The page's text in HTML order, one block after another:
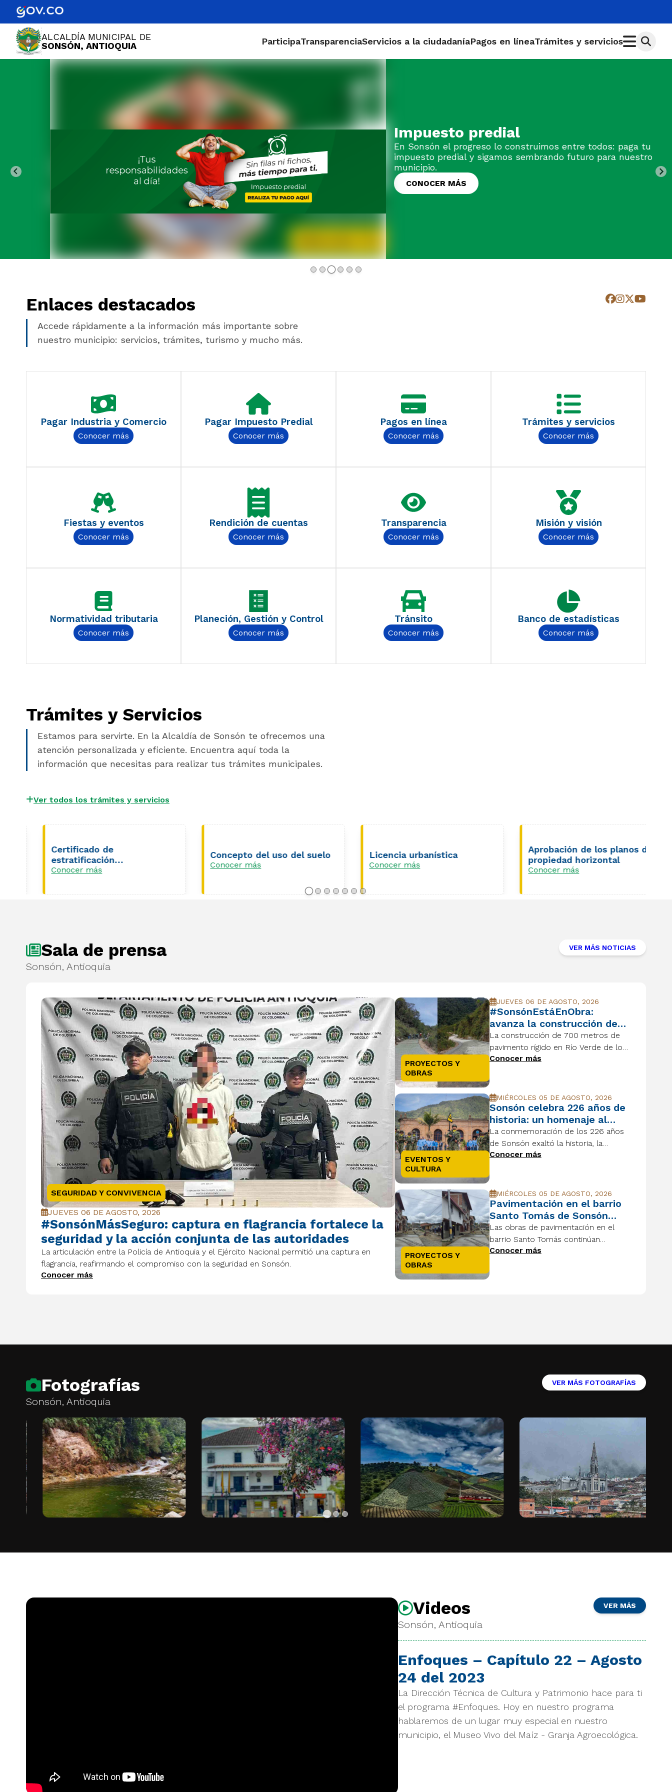
ALCALDÍA MUNICIPAL DE
SONSÓN, ANTIOQUIA
ParticipaTransparenciaServicios a la ciudadaníaPagos en líneaTrámites y servicios
Impuesto predial
En Sonsón el progreso lo construimos entre todos: paga tu
impuesto predial y sigamos sembrando futuro para nuestro
CONOCER MÁS
Enlaces destacados
Accede rápidamente a la información más importante sobre
nuestro municipio: servicios, trámites, turismo y mucho más.
Pagar Industria y Comercio
Conocer más
Pagar Impuesto Predial
Conocer más
Pagos en línea
Conocer más
Trámites y servicios
Conocer más
Fiestas y eventos
Conocer más
Rendición de cuentas
Conocer más
Transparencia
Conocer más
Misión y visión
Conocer más
Normatividad tributaria
Conocer más
Planeción, Gestión y Control
Conocer más
Tránsito
Conocer más
Banco de estadísticas
Conocer más
Trámites y Servicios
Estamos para servirte. En la Alcaldía de Sonsón te ofrecemos una
atención personalizada y eficiente. Encuentra aquí toda la
información que necesitas para realizar tus trámites municipales.
Ver todos los trámites y servicios
Certificado de
estratificación
socioeconómica
Conocer más
Concepto del uso del suelo
Conocer más
Licencia urbanística
Conocer más
Aprobación de los planos de
propiedad horizontal
Conocer más
Sala de prensa
Sonsón, Antioquia
VER MÁS NOTICIAS
SEGURIDAD Y CONVIVENCIA
JUEVES 06 DE AGOSTO, 2026
#SonsónMásSeguro: captura en flagrancia fortalece la
seguridad y la acción conjunta de las autoridades
La articulación entre la Policía de Antioquia y el Ejército Nacional permitió una captura en
flagrancia, reafirmando el compromiso con la seguridad en Sonsón.
Conocer más
PROYECTOS Y
OBRAS
JUEVES 06 DE AGOSTO, 2026
#SonsónEstáEnObra:
avanza la construcción de
700 metros de pavimento
en Río Verde de los Montes
La construcción de 700 metros de
pavimento rígido en Río Verde de los
Montes mejora la movilidad y
corregimiento.
Conocer más
EVENTOS Y
CULTURA
MIÉRCOLES 05 DE AGOSTO, 2026
Sonsón celebra 226 años de
historia: un homenaje al
orgullo, la identidad y el
legado de su gente
La conmemoración de los 226 años
de Sonsón exaltó la historia, la
identidad y el orgullo de pertenecer a
construyendo un futuro con
esperanza y grandeza.
Conocer más
PROYECTOS Y
OBRAS
MIÉRCOLES 05 DE AGOSTO, 2026
Pavimentación en el barrio
Santo Tomás de Sonsón
avanza para mejorar la
movilidad y la calidad de
vida
Las obras de pavimentación en el
barrio Santo Tomás continúan
avanzando, mejorando la movilidad, la
las familias sonsoneñas.
Conocer más
Fotografías
Sonsón, Antioquia
VER MÁS FOTOGRAFÍAS
Videos
Sonsón, Antioquia
VER MÁS
Enfoques – Capítulo 22 – Agosto
24 del 2023
La Dirección Técnica de Cultura y Patrimonio hace para ti
el programa #Enfoques. Hoy en nuestro programa
hablaremos de un lugar muy especial en nuestro
municipio, el Museo Vivo del Maíz - Granja Agroecológica.